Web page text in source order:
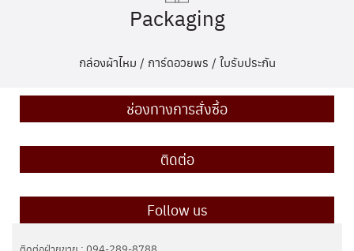
Packaging
กล่องผ้าไหม / การ์ดอวยพร / ใบรับประกัน
ช่องทางการสั่งซื้อ
ติดต่อ
Follow us
ติดต่อฝ่ายขาย : 094-289-8788